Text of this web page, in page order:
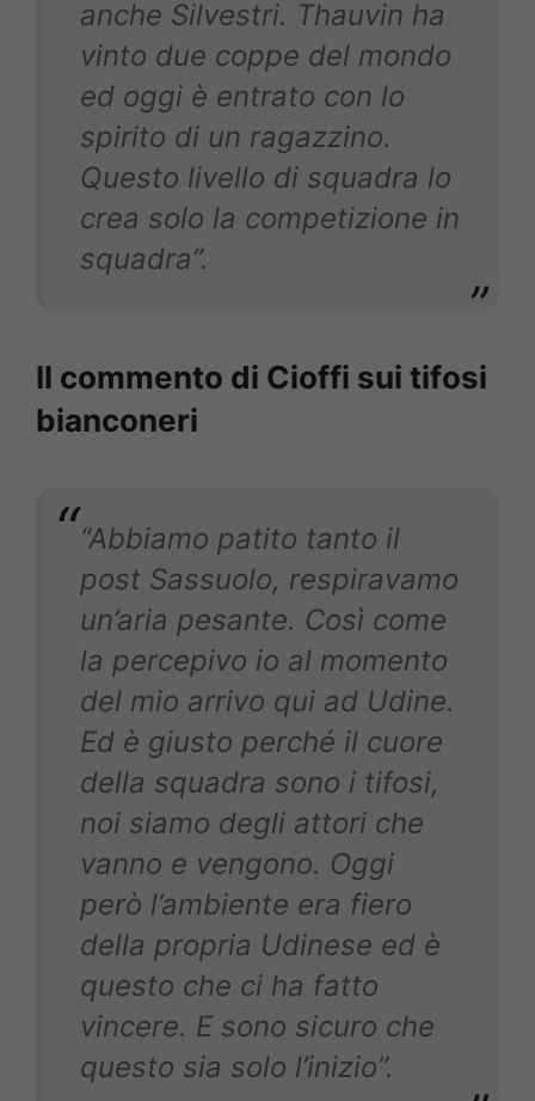
anche Silvestri. Thauvin ha
vinto due coppe del mondo
ed oggi è entrato con lo
spirito di un ragazzino.
Questo livello di squadra lo
crea solo la competizione in
squadra”.
Il commento di Cioffi sui tifosi
bianconeri
“Abbiamo patito tanto il
post Sassuolo, respiravamo
un’aria pesante. Così come
la percepivo io al momento
del mio arrivo qui ad Udine.
Ed è giusto perché il cuore
della squadra sono i tifosi,
noi siamo degli attori che
vanno e vengono. Oggi
però l’ambiente era fiero
della propria Udinese ed è
questo che ci ha fatto
vincere. E sono sicuro che
questo sia solo l’inizio”.